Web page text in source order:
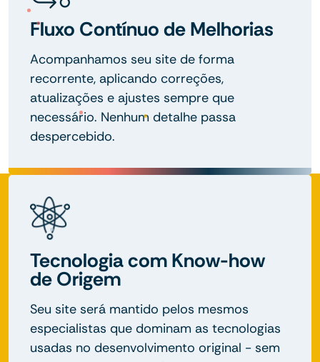
Fluxo Contínuo de Melhorias
Acompanhamos seu site de forma
recorrente, aplicando correções,
atualizações e ajustes sempre que
necessário. Nenhum detalhe passa
despercebido.
Tecnologia com Know-how
de Origem
Seu site será mantido pelos mesmos
especialistas que dominam as tecnologias
usadas no desenvolvimento original - sem